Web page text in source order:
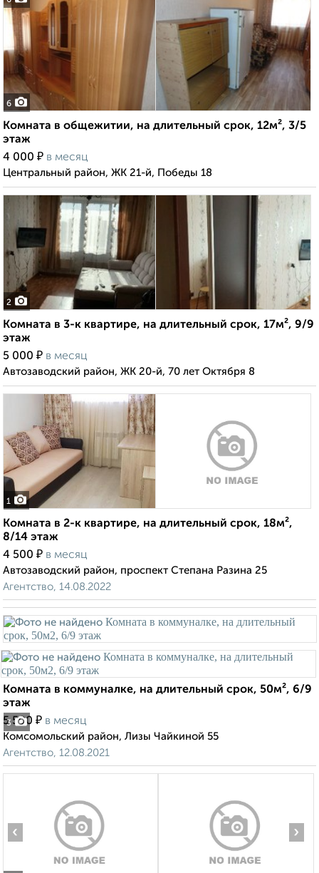
6
Комната в общежитии, на длительный срок, 12м², 3/5
этаж
4 000 ₽ в месяц
Центральный район, ЖК 21-й, Победы 18
2
Комната в 3-к квартире, на длительный срок, 17м², 9/9
этаж
5 000 ₽ в месяц
Автозаводский район, ЖК 20-й, 70 лет Октября 8
1
Комната в 2-к квартире, на длительный срок, 18м²,
8/14 этаж
4 500 ₽ в месяц
Автозаводский район, проспект Степана Разина 25
Агентство, 14.08.2022
3
Комната в коммуналке, на длительный срок, 50м², 6/9
этаж
5 500 ₽ в месяц
Комсомольский район, Лизы Чайкиной 55
Агентство, 12.08.2021
‹ ›